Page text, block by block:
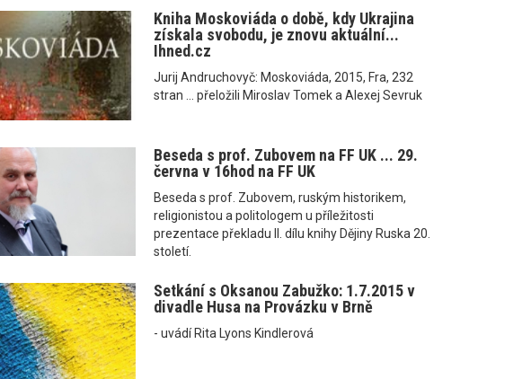
Kniha Moskoviáda o době, kdy Ukrajina
získala svobodu, je znovu aktuální...
Ihned.cz
Jurij Andruchovyč: Moskoviáda, 2015, Fra, 232
stran ... přeložili Miroslav Tomek a Alexej Sevruk
Beseda s prof. Zubovem na FF UK ... 29.
června v 16hod na FF UK
Beseda s prof. Zubovem, ruským historikem,
religionistou a politologem u příležitosti
prezentace překladu II. dílu knihy Dějiny Ruska 20.
století.
Setkání s Oksanou Zabužko: 1.7.2015 v
divadle Husa na Provázku v Brně
- uvádí Rita Lyons Kindlerová